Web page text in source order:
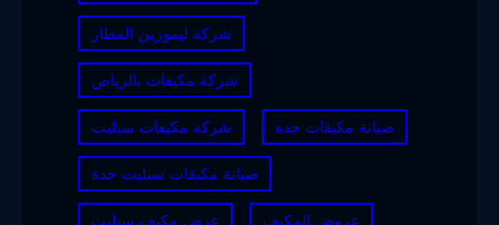
شركة ليموزين المطار
شركة مكيفات بالرياض
شركة مكيفات سبليت صيانة مكيفات جدة
صيانة مكيفات سبليت جدة
عرض مكيف سبليت عروض المكيف